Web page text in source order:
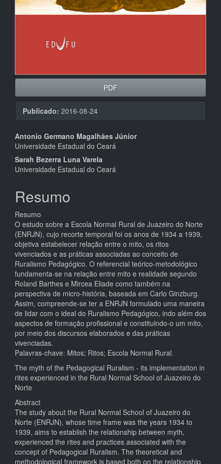
PDF
Publicado: 2016-08-24
Conteúdo
do
artigo
principal
Antonio Germano Magalhães Júnior
Universidade Estadual do Ceará
Sarah Bezerra Luna Varela
Universidade Estadual do Ceará
Resumo
Resumo
O estudo sobre a Escola Normal Rural de Juazeiro do Norte
(ENRJN), cujo recorte temporal foi os anos de 1934 a 1939,
objetiva estabelecer relação entre o mito, os ritos
vivenciados e as práticas associadas ao conceito de
Ruralismo Pedagógico. O referencial teórico-metodológico
fundamenta-se na relação entre mito e realidade segundo
Roland Barthes e Mircea Eliade como também na
perspectiva de micro-história, baseada em Carlo Ginzburg.
Assim, compreende-se ter a ENRJN formulado uma maneira
de lidar com o ideal do Ruralismo Pedagógico, indo além dos
aspectos de formação profissional e constituindo-o um mito,
por meio dos discursos elaborados e das práticas
vivenciadas.
Palavras-chave: Mitos; Ritos; Escola Normal Rural.
The myth of the Pedagogical Ruralism - its implementation in
rites experienced in the Rural Normal School of Juazeiro do
Norte
Abstract
The study about the Rural Normal School of Juazeiro do
Norte (ENRJN), whose time frame was the years 1934 to
1939, aims to establish the relationship between myth,
experienced the rites and practices associated with the
concept of Pedagogical Ruralism. The theoretical and
methodological framework is based both on the relationship